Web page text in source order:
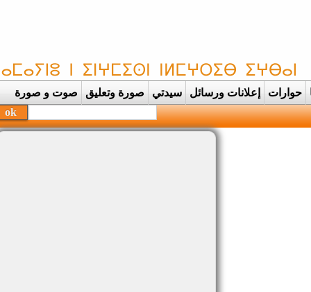
حوارات إعلانات ورسائل سيدتي صورة وتعليق صوت و صورة